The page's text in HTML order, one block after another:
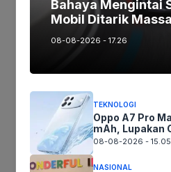
Tags:
Ikuti kami :
Tinggalkan komentar
Komentar
Bahaya Mengintai
Mobil Ditarik
08-08-2026 - 17.26
TEKNOLOGI
Oppo A7 Pro
mAh, Lupakan
08-08-2026 - 15.05
NASIONAL